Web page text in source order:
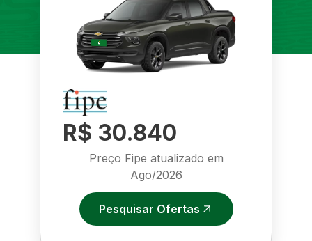
R$ 30.840
Preço Fipe atualizado em
Ago/2026
Pesquisar Ofertas